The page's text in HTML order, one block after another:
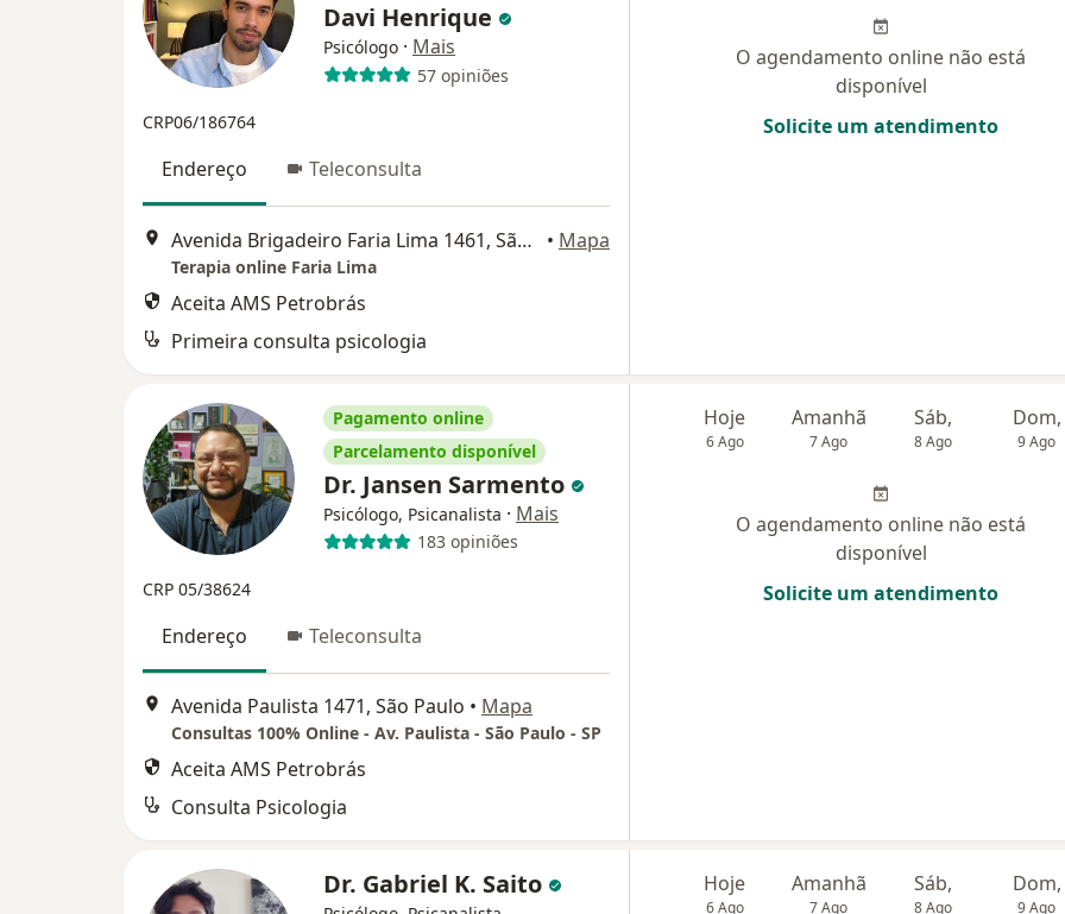
Davi Henrique
Psicólogo · Mais
57 opiniões
CRP06/186764
Endereço Teleconsulta
Avenida Brigadeiro Faria Lima 1461, São Paulo • Mapa
Terapia online Faria Lima
Aceita AMS Petrobrás
Primeira consulta psicologia
O agendamento online não está
disponível
Solicite um atendimento
Pagamento online
Parcelamento disponível
Dr. Jansen Sarmento
Psicólogo, Psicanalista · Mais
183 opiniões
CRP 05/38624
Endereço Teleconsulta
Avenida Paulista 1471, São Paulo • Mapa
Consultas 100% Online - Av. Paulista - São Paulo - SP
Aceita AMS Petrobrás
Consulta Psicologia
Hoje
6 Ago
Amanhã
7 Ago
Sáb,
8 Ago
Dom,
9 Ago
O agendamento online não está
disponível
Solicite um atendimento
Dr. Gabriel K. Saito Hoje
6 Ago
Amanhã
7 Ago
Sáb,
8 Ago
Dom,
9 Ago